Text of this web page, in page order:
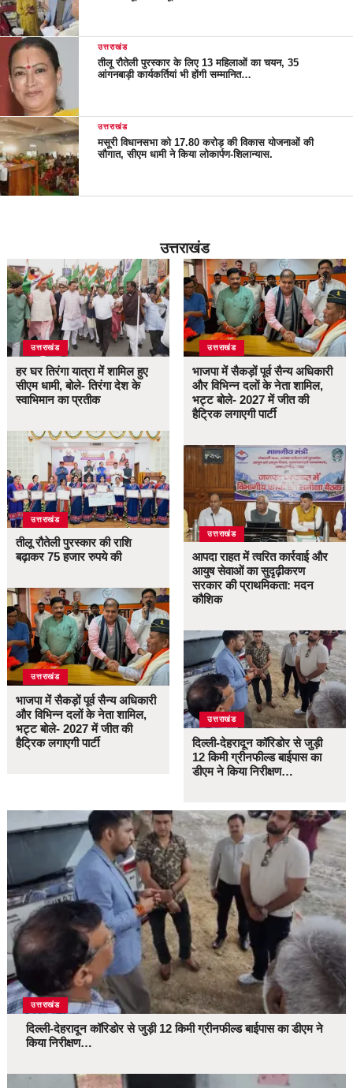
उत्तराखंड
तीलू रौतेली पुरस्कार के लिए 13 महिलाओं का चयन, 35
आंगनबाड़ी कार्यकर्तियां भी होंगी सम्मानित…
उत्तराखंड
मसूरी विधानसभा को 17.80 करोड़ की विकास योजनाओं की
सौगात, सीएम धामी ने किया लोकार्पण-शिलान्यास.
उत्तराखंड
उत्तराखंड
हर घर तिरंगा यात्रा में शामिल हुए
सीएम धामी, बोले- तिरंगा देश के
स्वाभिमान का प्रतीक
उत्तराखंड
तीलू रौतेली पुरस्कार की राशि
बढ़ाकर 75 हजार रुपये की
उत्तराखंड
भाजपा में सैकड़ों पूर्व सैन्य अधिकारी
और विभिन्न दलों के नेता शामिल,
भट्ट बोले- 2027 में जीत की
हैट्रिक लगाएगी पार्टी
उत्तराखंड
भाजपा में सैकड़ों पूर्व सैन्य अधिकारी
और विभिन्न दलों के नेता शामिल,
भट्ट बोले- 2027 में जीत की
हैट्रिक लगाएगी पार्टी
उत्तराखंड
आपदा राहत में त्वरित कार्रवाई और
आयुष सेवाओं का सुदृढ़ीकरण
सरकार की प्राथमिकता: मदन
कौशिक
उत्तराखंड
दिल्ली-देहरादून कॉरिडोर से जुड़ी
12 किमी ग्रीनफील्ड बाईपास का
डीएम ने किया निरीक्षण…
उत्तराखंड
दिल्ली-देहरादून कॉरिडोर से जुड़ी 12 किमी ग्रीनफील्ड बाईपास का डीएम ने
किया निरीक्षण…